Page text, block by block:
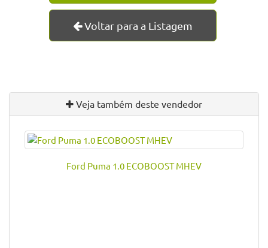
Voltar para a Listagem
Veja também deste vendedor
Ford Puma 1.0 ECOBOOST MHEV